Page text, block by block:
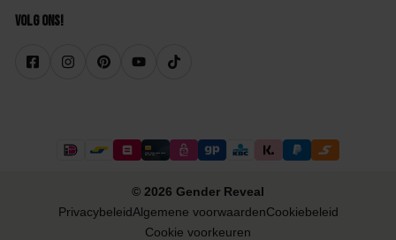
Volg ons!
© 2026 Gender Reveal
PrivacybeleidAlgemene voorwaardenCookiebeleid
Cookie voorkeuren